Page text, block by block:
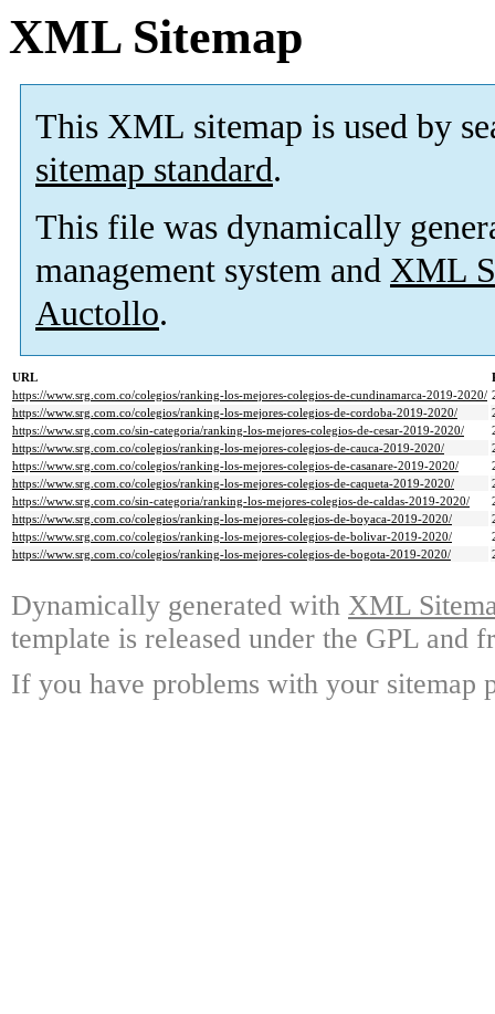
XML Sitemap
This XML sitemap is used by
sitemap standard.
This file was dynamically
management system and XML
Auctollo.
URL
https://www.srg.com.co/colegios/ranking-los-mejores-colegios-de-cundinamarca-2019-2020/
https://www.srg.com.co/colegios/ranking-los-mejores-colegios-de-cordoba-2019-2020/
https://www.srg.com.co/sin-categoria/ranking-los-mejores-colegios-de-cesar-2019-2020/
https://www.srg.com.co/colegios/ranking-los-mejores-colegios-de-cauca-2019-2020/
https://www.srg.com.co/colegios/ranking-los-mejores-colegios-de-casanare-2019-2020/
https://www.srg.com.co/colegios/ranking-los-mejores-colegios-de-caqueta-2019-2020/
https://www.srg.com.co/sin-categoria/ranking-los-mejores-colegios-de-caldas-2019-2020/
https://www.srg.com.co/colegios/ranking-los-mejores-colegios-de-boyaca-2019-2020/
https://www.srg.com.co/colegios/ranking-los-mejores-colegios-de-bolivar-2019-2020/
https://www.srg.com.co/colegios/ranking-los-mejores-colegios-de-bogota-2019-2020/
Dynamically generated with XML
template is released under the GPL and
If you have problems with your sitemap